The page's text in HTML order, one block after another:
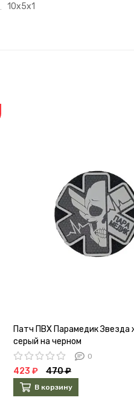
10x5x1
Патч ПВХ Парамедик Звезда
серый на черном
0
423 ₽ 470 ₽
В корзину